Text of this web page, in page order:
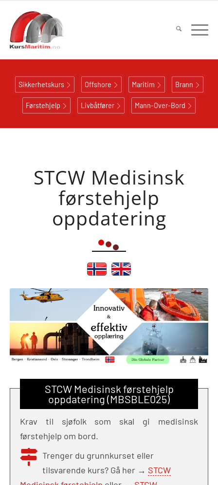
Sikkerhetskurs Offshore Maritim Brann
Førstehjelp Livbåtfører Mann-Over-Bord
STCW Medisinsk
førstehjelp
oppdatering
STCW Medisinsk førstehjelp
oppdatering (MBSBLE025)
Krav til sjøfolk som skal gi medisinsk
førstehjelp om bord.
Trenger du grunnkurset eller
tilsvarende kurs? Gå her → STCW